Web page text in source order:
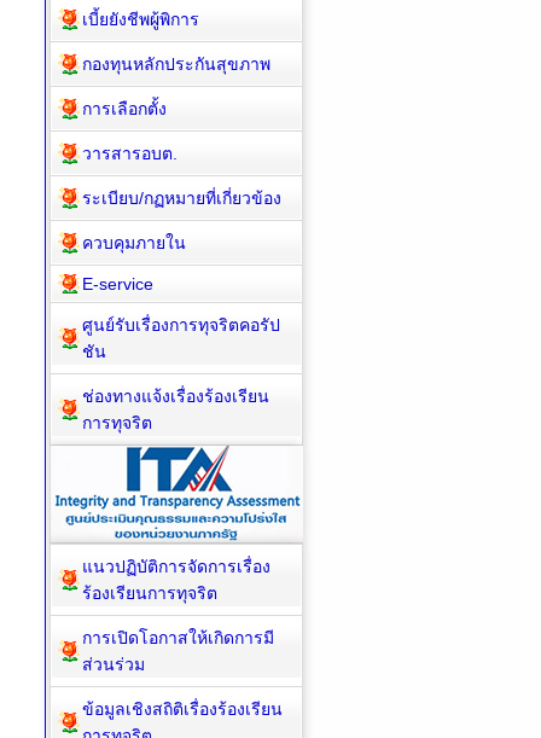
เบี้ยยังชีพผู้พิการ
กองทุนหลักประกันสุขภาพ
การเลือกตั้ง
วารสารอบต.
ระเบียบ/กฏหมายที่เกี่ยวข้อง
ควบคุมภายใน
E-service
ศูนย์รับเรื่องการทุจริตคอรัป
ชัน
ช่องทางแจ้งเรื่องร้องเรียน
การทุจริต
แนวปฏิบัติการจัดการเรื่อง
ร้องเรียนการทุจริต
การเปิดโอกาสให้เกิดการมี
ส่วนร่วม
ข้อมูลเชิงสถิติเรื่องร้องเรียน